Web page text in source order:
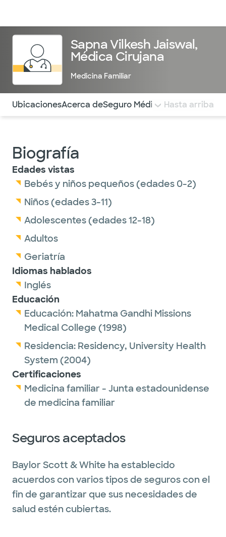
Sapna Vilkesh Jaiswal,
Médica Cirujana
Medicina Familiar
Utilice esta navegación para saltar rápidamente a
UbicacionesAcerca deSeguro Médico COMENTARIOS
Hasta arriba
Biografía
Edades vistas
Bebés y niños pequeños (edades 0-2)
Niños (edades 3-11)
Adolescentes (edades 12-18)
Adultos
Geriatría
Idiomas hablados
Inglés
Educación
Educación: Mahatma Gandhi Missions
Medical College (1998)
Residencia: Residency, University Health
System (2004)
Certificaciones
Medicina familiar - Junta estadounidense
de medicina familiar
Seguros aceptados
Baylor Scott & White ha establecido
acuerdos con varios tipos de seguros con el
fin de garantizar que sus necesidades de
salud estén cubiertas.